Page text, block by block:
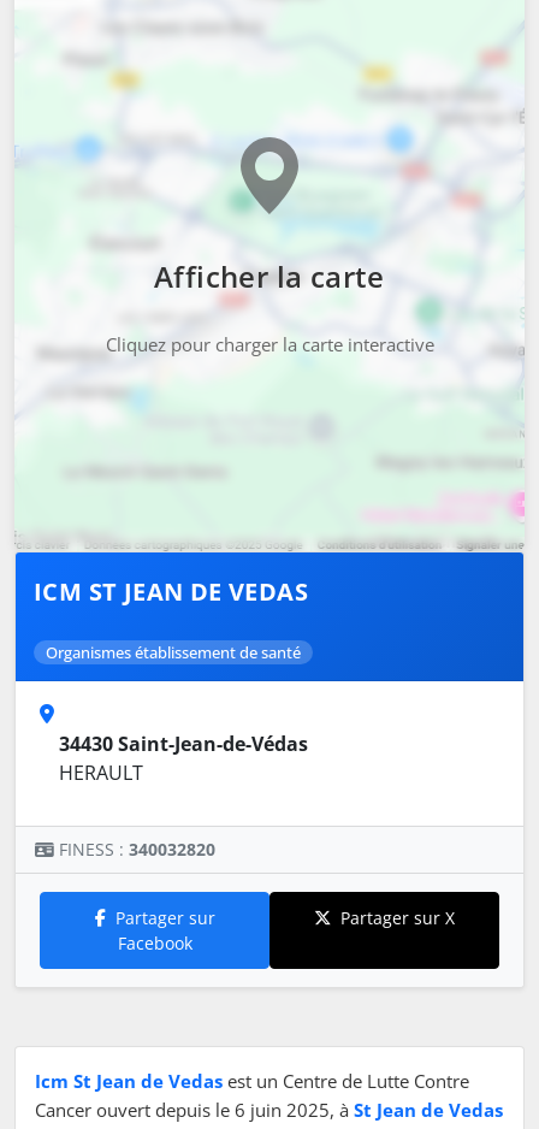
Afficher la carte
Cliquez pour charger la carte interactive
ICM ST JEAN DE VEDAS
Organismes établissement de santé
34430 Saint-Jean-de-Védas
HERAULT
FINESS : 340032820
Partager sur
Facebook
Partager sur X
Icm St Jean de Vedas est un Centre de Lutte Contre
Cancer ouvert depuis le 6 juin 2025, à St Jean de Vedas